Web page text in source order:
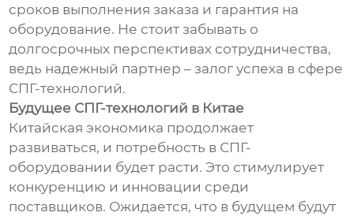
сроков выполнения заказа и гарантия на
оборудование. Не стоит забывать о
долгосрочных перспективах сотрудничества,
ведь надежный партнер – залог успеха в сфере
СПГ-технологий.
Будущее СПГ-технологий в Китае
Китайская экономика продолжает
развиваться, и потребность в СПГ-
оборудовании будет расти. Это стимулирует
конкуренцию и инновации среди
поставщиков. Ожидается, что в будущем будут